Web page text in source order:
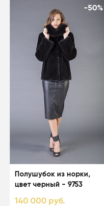
-50%
Полушубок из норки,
цвет черный - 9753
140 000 руб.